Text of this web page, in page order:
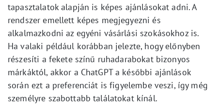
tapasztalatok alapján is képes ajánlásokat adni. A
rendszer emellett képes megjegyezni és
alkalmazkodni az egyéni vásárlási szokásokhoz is.
Ha valaki például korábban jelezte, hogy előnyben
részesíti a fekete színű ruhadarabokat bizonyos
márkáktól, akkor a ChatGPT a későbbi ajánlások
során ezt a preferenciát is figyelembe veszi, így még
személyre szabottabb találatokat kínál.